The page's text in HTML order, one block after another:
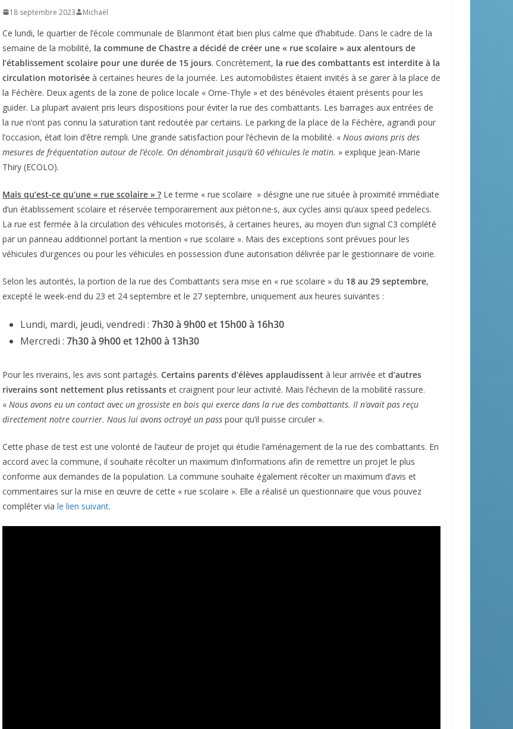
18 septembre 2023 Michaël
Ce lundi, le quartier de l’école communale de Blanmont était bien plus calme que d’habitude. Dans le cadre de la
semaine de la mobilité, la commune de Chastre a décidé de créer une « rue scolaire » aux alentours de
l’établissement scolaire pour une durée de 15 jours. Concrètement, la rue des combattants est interdite à la
circulation motorisée à certaines heures de la journée. Les automobilistes étaient invités à se garer à la place de
la Féchère. Deux agents de la zone de police locale « Orne-Thyle » et des bénévoles étaient présents pour les
guider. La plupart avaient pris leurs dispositions pour éviter la rue des combattants. Les barrages aux entrées de
la rue n’ont pas connu la saturation tant redoutée par certains. Le parking de la place de la Féchère, agrandi pour
l’occasion, était loin d’être rempli. Une grande satisfaction pour l’échevin de la mobilité. « Nous avions pris des
mesures de fréquentation autour de l’école. On dénombrait jusqu’à 60 véhicules le matin. » explique Jean-Marie
Thiry (ECOLO).
Mais qu’est-ce qu’une « rue scolaire » ? Le terme « rue scolaire » désigne une rue située à proximité immédiate
d’un établissement scolaire et réservée temporairement aux piéton·ne·s, aux cycles ainsi qu’aux speed pedelecs.
La rue est fermée à la circulation des véhicules motorisés, à certaines heures, au moyen d’un signal C3 complété
par un panneau additionnel portant la mention « rue scolaire ». Mais des exceptions sont prévues pour les
véhicules d’urgences ou pour les véhicules en possession d’une autorisation délivrée par le gestionnaire de voirie.
Selon les autorités, la portion de la rue des Combattants sera mise en « rue scolaire » du 18 au 29 septembre,
excepté le week-end du 23 et 24 septembre et le 27 septembre, uniquement aux heures suivantes :
Lundi, mardi, jeudi, vendredi : 7h30 à 9h00 et 15h00 à 16h30
Mercredi : 7h30 à 9h00 et 12h00 à 13h30
Pour les riverains, les avis sont partagés. Certains parents d’élèves applaudissent à leur arrivée et d’autres
riverains sont nettement plus retissants et craignent pour leur activité. Mais l’échevin de la mobilité rassure.
« Nous avons eu un contact avec un grossiste en bois qui exerce dans la rue des combattants. Il n’avait pas reçu
directement notre courrier. Nous lui avons octroyé un pass pour qu’il puisse circuler ».
Cette phase de test est une volonté de l’auteur de projet qui étudie l’aménagement de la rue des combattants. En
accord avec la commune, il souhaite récolter un maximum d’informations afin de remettre un projet le plus
conforme aux demandes de la population. La commune souhaite également récolter un maximum d’avis et
commentaires sur la mise en œuvre de cette « rue scolaire ». Elle a réalisé un questionnaire que vous pouvez
compléter via le lien suivant.